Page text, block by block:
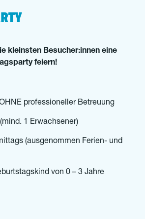
kleinsten Besucher:innen eine
feiern!
professioneller Betreuung
1 Erwachsener)
(ausgenommen Ferien- und
von 0 – 3 Jahre